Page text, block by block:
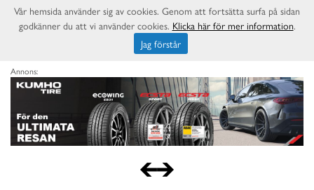
Annons:
Vår hemsida använder sig av cookies. Genom att fortsätta surfa på sidan
godkänner du att vi använder cookies. Klicka här för mer information.
Jag förstår